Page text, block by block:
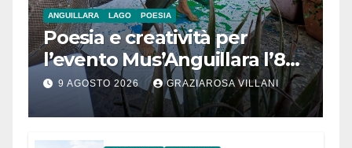
ANGUILLARA LAGO POESIA
Poesia e creatività per
l’evento Mus’Anguillara l’8
agosto 2026 al Museo
Contadino
9 AGOSTO 2026 GRAZIAROSA VILLANI